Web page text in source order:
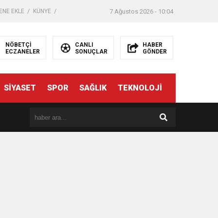
EKLE KÜNYE 7 Ağustos 2026 - 10:04
NÖBETÇİ
ECZANELER
CANLI
SONUÇLAR
HABER
GÖNDER
SİYASET SPOR SAĞLIK TEKNOLOJİ